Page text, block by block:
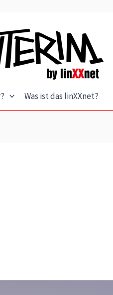
Was ist das linXXnet?